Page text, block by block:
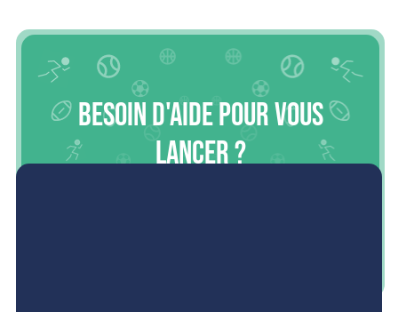
Besoin d'aide pour vous
lancer ?